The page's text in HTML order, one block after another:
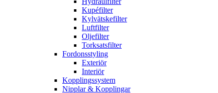
Kupéfilter
Kylvätskefilter
Luftfilter
Oljefilter
Torksatsfilter
Fordonsstyling
Exteriör
Interiör
Kopplingssystem
Nipplar & Kopplingar